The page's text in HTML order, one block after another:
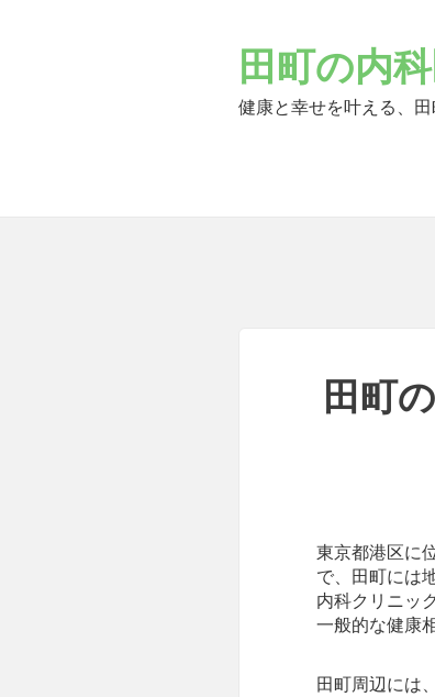
田町の内
健康と幸せを叶える、
田町
東京都港区に
で、田町には
内科クリニッ
一般的な健康
田町周辺には